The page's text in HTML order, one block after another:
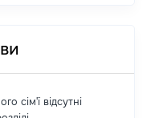
сім'ї відсутні